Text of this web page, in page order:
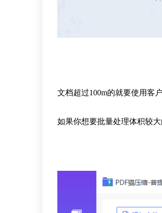
文档超过100m的就要使用客
如果你想要批量处理体积较大